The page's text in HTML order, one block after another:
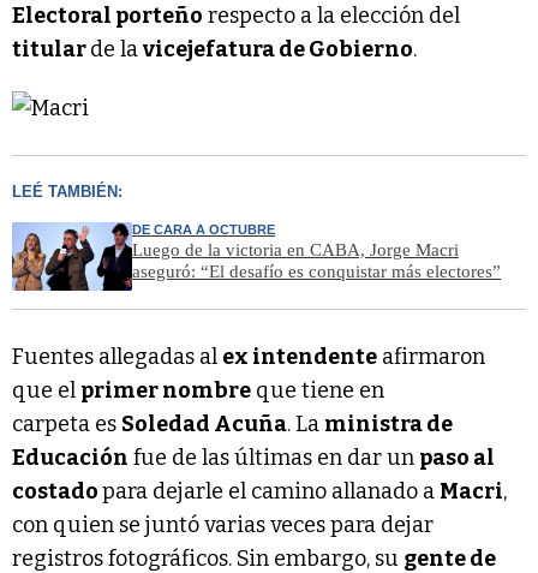
Electoral porteño respecto a la elección del
titularde lavicejefatura de Gobierno.
LEÉ TAMBIÉN:
DE CARA A OCTUBRE
Luego de la victoria en CABA, Jorge Macri
aseguró: “El desafío es conquistar más electores”
Fuentes allegadas al ex intendente afirmaron
que el primer nombre que tiene en
carpeta es Soledad Acuña. La ministra de
Educación fue de las últimas en dar un paso al
costadopara dejarle el camino allanado a Macri,
con quien se juntó varias veces para dejar
registros fotográficos. Sin embargo, su gente de